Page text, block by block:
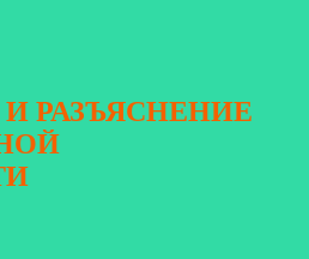
РАЗЪЯСНЕНИЕ